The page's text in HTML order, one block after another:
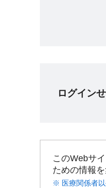
ログイン
このWebサイ
ための情報
※ 医療関係者以